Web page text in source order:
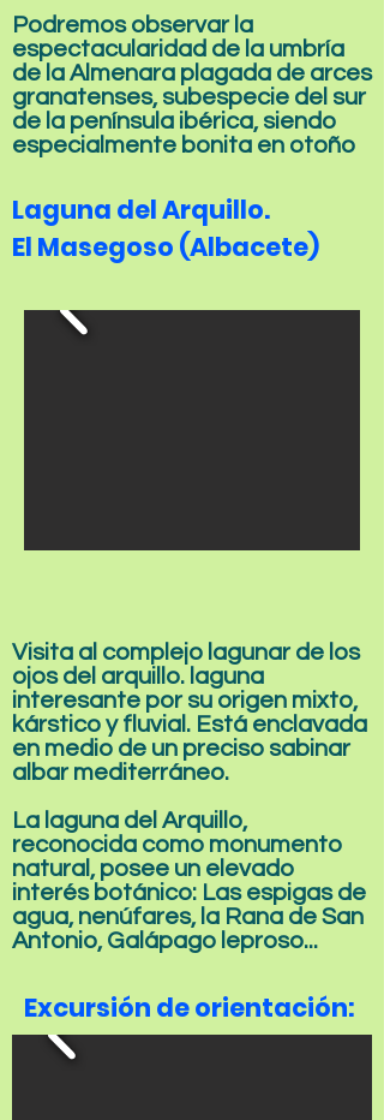
Podremos observar la
espectacularidad de la umbría
de la Almenara plagada de arces
granatenses, subespecie del sur
de la península ibérica, siendo
especialmente bonita en otoño
Laguna del Arquillo.
El Masegoso (Albacete)
Visita al complejo lagunar de los
ojos del arquillo. laguna
interesante por su origen mixto,
kárstico y fluvial. Está enclavada
en medio de un preciso sabinar
albar mediterráneo.
La laguna del Arquillo,
reconocida como monumento
natural, posee un elevado
interés botánico: Las espigas de
agua, nenúfares, la Rana de San
Antonio, Galápago leproso...
Excursión de orientación: